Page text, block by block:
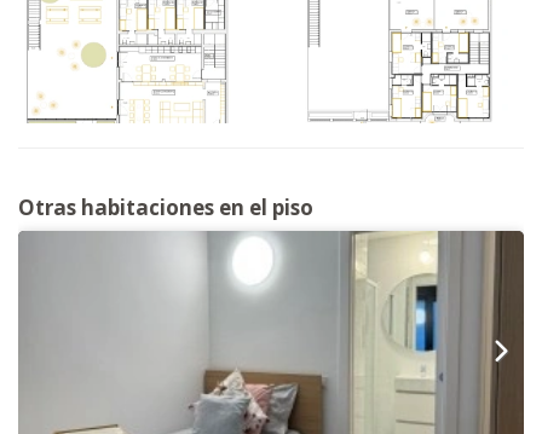
Otras habitaciones en el piso